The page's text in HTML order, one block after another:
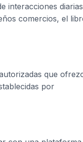
interacciones diarias
comercios, el
que
por